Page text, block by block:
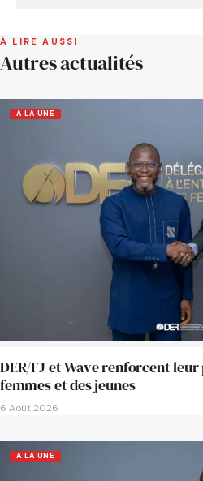
À LIRE AUSSI
Autres actualités
A LA UNE
DER/FJ et Wave renforcent
femmes et des jeunes
6 Août 2026
A LA UNE